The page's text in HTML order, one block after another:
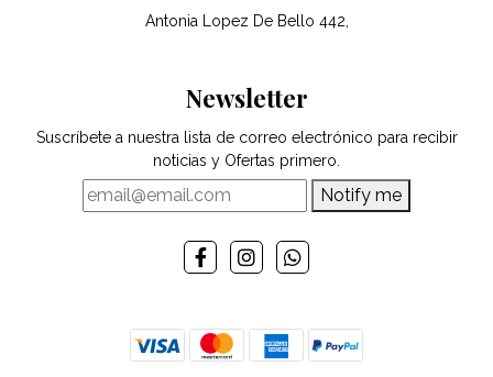
Antonia Lopez De Bello 442,
Newsletter
Suscríbete a nuestra lista de correo electrónico para recibir
noticias y Ofertas primero.
Notify me